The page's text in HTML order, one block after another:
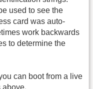
used to see the
card was auto-
work backwards
to determine the
can boot from a live
above.